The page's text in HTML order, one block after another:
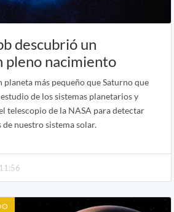
descubrió un
pleno nacimiento
planeta más pequeño que Saturno que
de los sistemas planetarios y
telescopio de la NASA para detectar
nuestro sistema solar.